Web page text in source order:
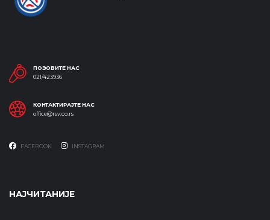
ПОЗОВИТЕ НАС
021/423936
КОНТАКТИРАЈТЕ НАС
office@rsv.co.rs
FACEBOOK INSTAGRAM
НАЈЧИТАНИЈЕ